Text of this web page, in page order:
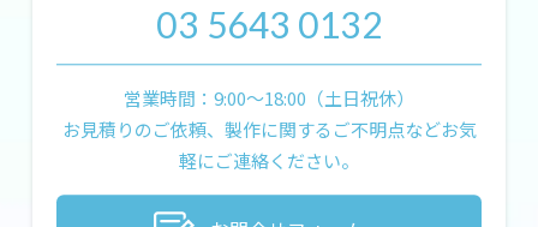
03 5643 0132
営業時間：9:00〜18:00（土日祝休）
お見積りのご依頼、製作に関するご不明点などお気
軽にご連絡ください。